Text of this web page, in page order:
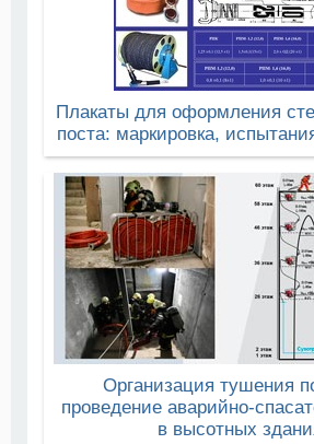
Плакаты для оформления
поста: маркировка,
Организация тушения
проведение аварийно-
в высотных